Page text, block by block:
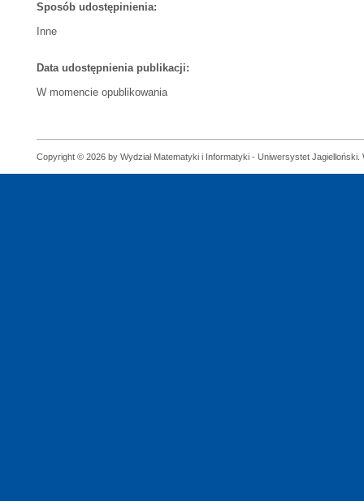
Sposób udostępinienia:
Inne
Data udostępnienia publikacji:
W momencie opublikowania
Copyright © 2026 by Wydział Matematyki i Informatyki - Uniwersystet